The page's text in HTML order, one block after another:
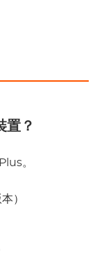
？
。
）